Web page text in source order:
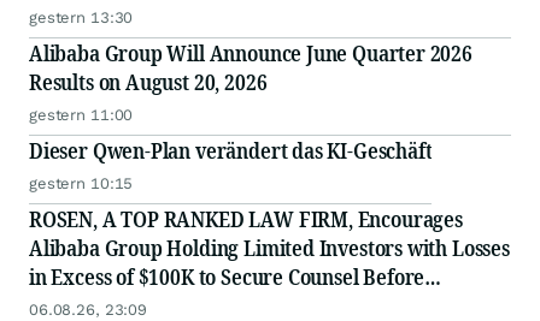
gestern 13:30
Alibaba Group Will Announce June Quarter 2026
Results on August 20, 2026
gestern 11:00
Dieser Qwen-Plan verändert das KI-Geschäft
gestern 10:15
ROSEN, A TOP RANKED LAW FIRM, Encourages
Alibaba Group Holding Limited Investors with Losses
in Excess of $100K to Secure Counsel Before
Important Deadline in Securities Class Action - BABA
06.08.26, 23:09